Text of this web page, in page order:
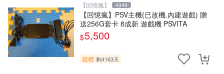
【回憶瘋】 4349
【回憶瘋】PSV主機(已改機.內建遊戲) 贈
送256G套卡 8成新 遊戲機 PSVITA
$5,500
競標 剩4163天